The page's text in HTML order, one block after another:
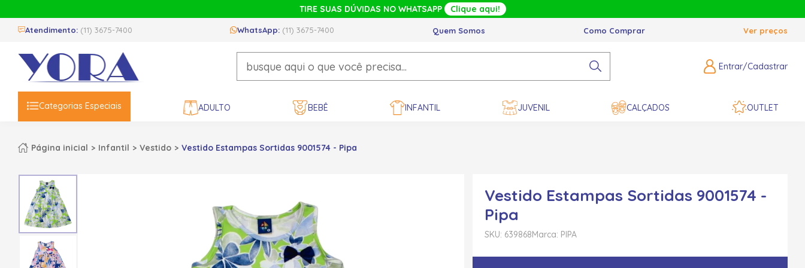
TIRE SUAS DÚVIDAS NO WHATSAPP Clique aqui!
Atendimento: (11) 3675-7400 WhatsApp: (11) 3675-7400 Quem Somos Como Comprar Ver preços
Entrar/Cadastrar
Categorias Especiais ADULTO BEBÊ INFANTIL JUVENIL CALÇADOS OUTLET
Página inicial Infantil Vestido Vestido Estampas Sortidas 9001574 - Pipa
Vestido Estampas Sortidas 9001574 -
Pipa
SKU: 639868Marca: PIPA